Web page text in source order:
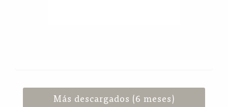
Más descargados (6 meses)